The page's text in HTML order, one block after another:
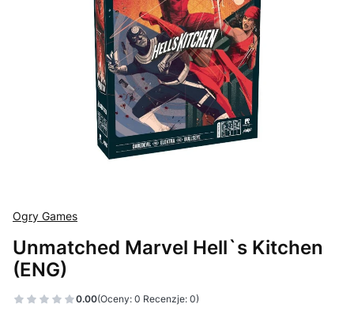
Ogry Games
Unmatched Marvel Hell`s Kitchen
(ENG)
0.00(Oceny: 0 Recenzje: 0)